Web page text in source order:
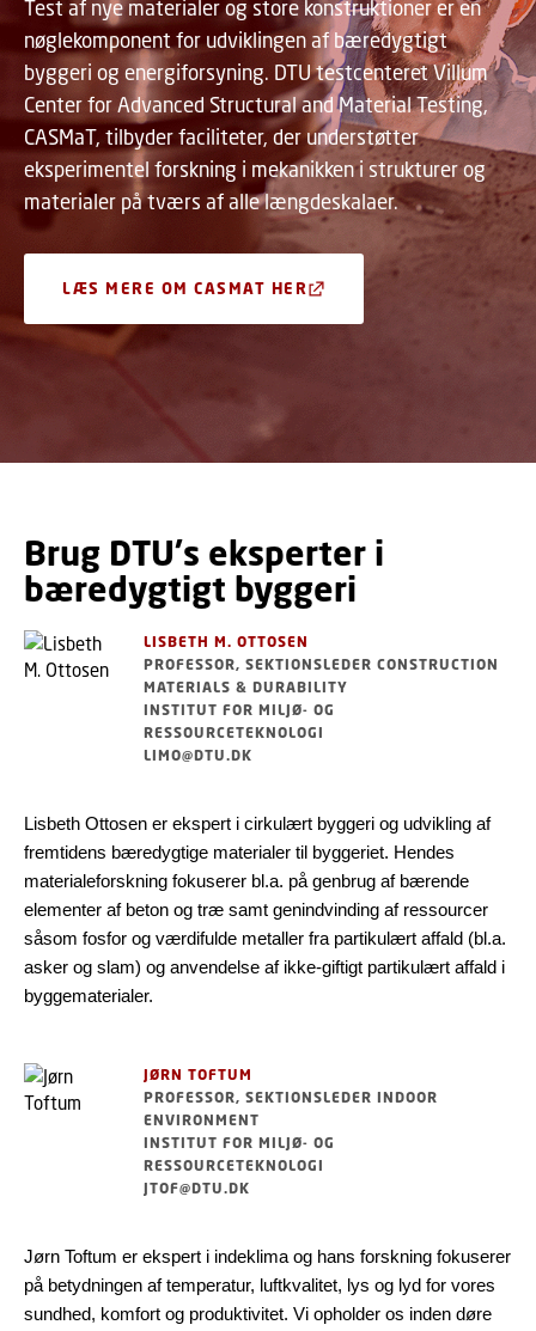
Test af nye materialer og store konstruktioner er en
nøglekomponent for udviklingen af bæredygtigt
byggeri og energiforsyning. DTU testcenteret Villum
Center for Advanced Structural and Material Testing,
CASMaT, tilbyder faciliteter, der understøtter
eksperimentel forskning i mekanikken i strukturer og
materialer på tværs af alle længdeskalaer.
LÆS MERE OM CASMAT HER
Brug DTU's eksperter i
bæredygtigt byggeri
LISBETH M. OTTOSEN
PROFESSOR, SEKTIONSLEDER CONSTRUCTION
MATERIALS & DURABILITY
INSTITUT FOR MILJØ- OG
RESSOURCETEKNOLOGI
LIMO@DTU.DK
Lisbeth Ottosen er ekspert i cirkulært byggeri og udvikling af
fremtidens bæredygtige materialer til byggeriet. Hendes
materialeforskning fokuserer bl.a. på genbrug af bærende
elementer af beton og træ samt genindvinding af ressourcer
såsom fosfor og værdifulde metaller fra partikulært affald (bl.a.
asker og slam) og anvendelse af ikke-giftigt partikulært affald i
byggematerialer.
JØRN TOFTUM
PROFESSOR, SEKTIONSLEDER INDOOR
ENVIRONMENT
INSTITUT FOR MILJØ- OG
RESSOURCETEKNOLOGI
JTOF@DTU.DK
Jørn Toftum er ekspert i indeklima og hans forskning fokuserer
på betydningen af temperatur, luftkvalitet, lys og lyd for vores
sundhed, komfort og produktivitet. Vi opholder os inden døre